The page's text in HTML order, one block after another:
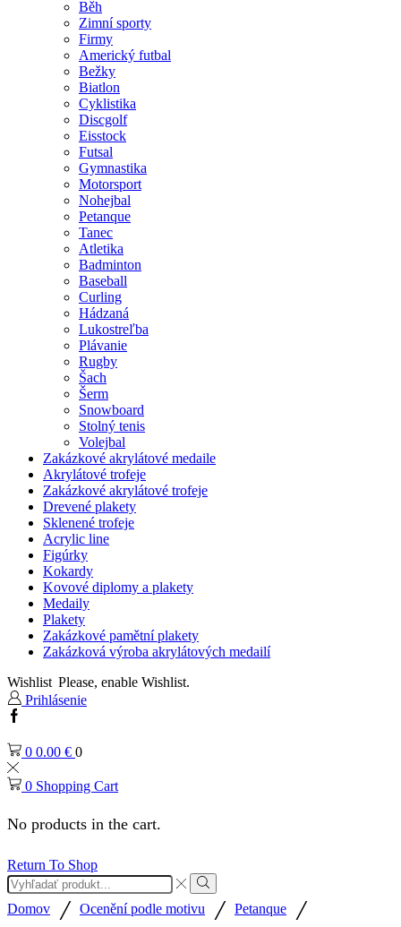
Běh
Zimní sporty
Firmy
Americký futbal
Bežky
Biatlon
Cyklistika
Discgolf
Eisstock
Futsal
Gymnastika
Motorsport
Nohejbal
Petanque
Tanec
Atletika
Badminton
Baseball
Curling
Hádzaná
Lukostreľba
Plávanie
Rugby
Šach
Šerm
Snowboard
Stolný tenis
Volejbal
Zakázkové akrylátové medaile
Akrylátové trofeje
Zakázkové akrylátové trofeje
Drevené plakety
Sklenené trofeje
Acrylic line
Figúrky
Kokardy
Kovové diplomy a plakety
Medaily
Plakety
Zakázkové pamětní plakety
Zakázková výroba akrylátových medailí
Wishlist Please, enable Wishlist.
Prihlásenie
Facebook
0 0.00 € 0
0 Shopping Cart
No products in the cart.
Return To Shop
Search
input
Search
Domov / Ocenění podle motivu / Petanque /